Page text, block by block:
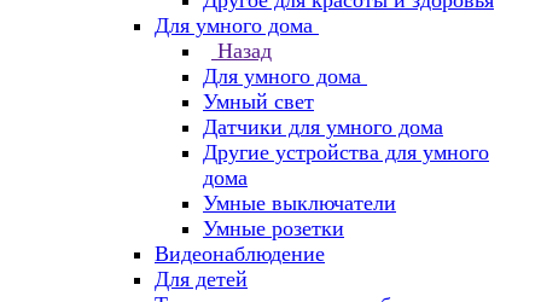
Для умного дома
Назад
Для умного дома
Умный свет
Датчики для умного дома
Другие устройства для умного
дома
Умные выключатели
Умные розетки
Видеонаблюдение
Для детей